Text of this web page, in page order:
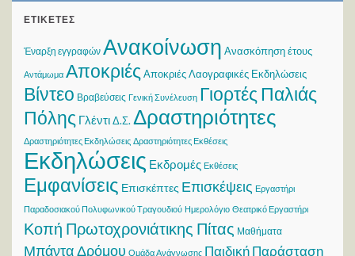
ΕΤΙΚΈΤΕΣ
Έναρξη εγγραφών Ανακοίνωση Ανασκόπηση έτους
Αντάμωμα Αποκριές Αποκριές Λαογραφικές Εκδηλώσεις
Βίντεο Βραβεύσεις Γενική Συνέλευση Γιορτές Παλιάς
Πόλης ΓλέντιΔ.Σ. Δραστηριότητες
Δραστηριότητες Εκδηλώσεις Δραστηριότητες Εκθέσεις
Εκδηλώσεις Εκδρομές Εκθέσεις
Εμφανίσεις Επισκέπτες Επισκέψεις Εργαστήρι
Παραδοσιακού Πολυφωνικού Τραγουδιού Ημερολόγιο Θεατρικό Εργαστήρι
Κοπή Πρωτοχρονιάτικης Πίτας Μαθήματα
Μπάντα Δρόμου Ομάδα Ανάγνωσης Παιδική Παράσταση